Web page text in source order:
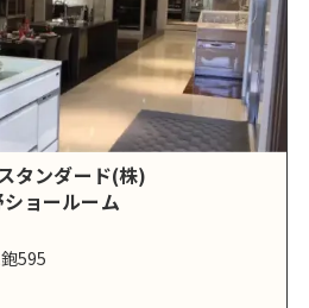
タンダード(株)
ョールーム
595